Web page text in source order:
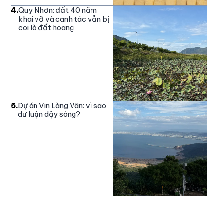
4.Quy Nhơn: đất 40 năm
khai vỡ và canh tác vẫn bị
coi là đất hoang
5.Dự án Vin Làng Vân: vì sao
dư luận dậy sóng?